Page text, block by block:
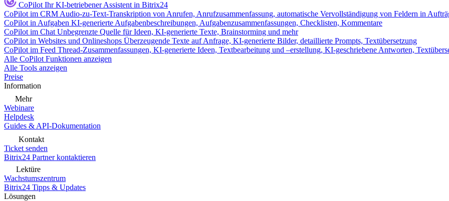
CoPilot Ihr KI-betriebener Assistent in Bitrix24
CoPilot im CRM Audio-zu-Text-Transkription von Anrufen, Anrufzusammenfassung, automatische Vervollständigung von Feldern in
CoPilot in Aufgaben KI-generierte Aufgabenbeschreibungen, Aufgabenzusammenfassungen, Checklisten, Kommentare
CoPilot im Chat Unbegrenzte Quelle für Ideen, KI-generierte Texte, Brainstorming und mehr
CoPilot in Websites und Onlineshops Überzeugende Texte auf Anfrage, KI-generierte Bilder, detaillierte Prompts, Textübersetzung
CoPilot im Feed Thread-Zusammenfassungen, KI-generierte Ideen, Textbearbeitung und –erstellung, KI-geschriebene Antworten,
Alle CoPilot Funktionen anzeigen
Alle Tools anzeigen
Preise
Information
Mehr
Webinare
Helpdesk
Guides & API-Dokumentation
Kontakt
Ticket senden
Bitrix24 Partner kontaktieren
Lektüre
Wachstumszentrum
Bitrix24 Tipps & Updates
Lösungen